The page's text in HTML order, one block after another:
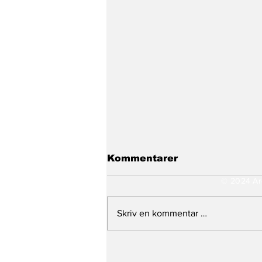
Eldreomsorgen
Kommentarer
Skriv en kommentar …